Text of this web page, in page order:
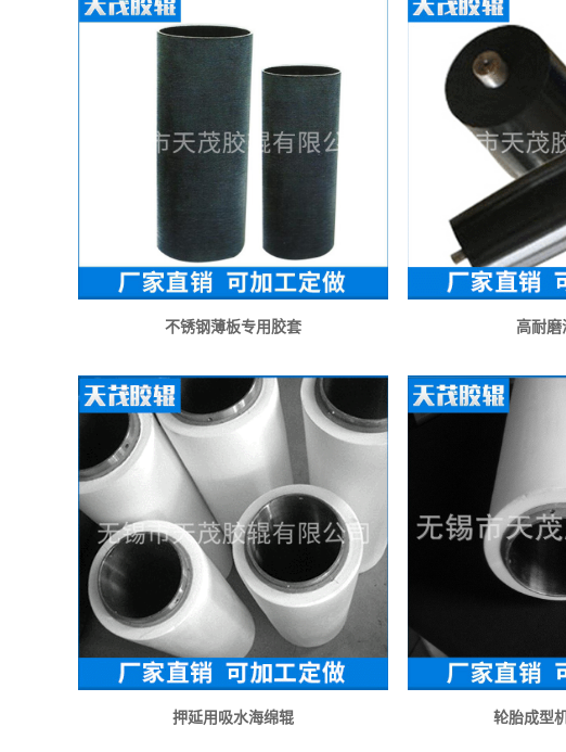
不锈钢薄板专用胶套 高耐磨
押延用吸水海绵辊 轮胎成型